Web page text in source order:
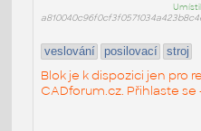
veslování posilovací stroj
Blok je k dispozici jen pro
CADforum.cz. Přihlaste se